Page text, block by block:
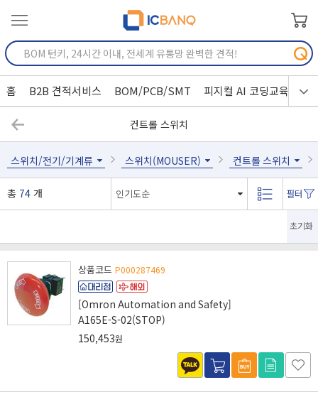
홈 B2B 견적서비스 BOM/PCB/SMT 피지컬 AI 코딩교육
컨트롤 스위치
스위치/전기/기계류 스위치(MOUSER) 컨트롤 스위치
총 74 개
초기화
상품코드 P000287469
[Omron Automation and Safety]
A165E-S-02(STOP)
150,453원